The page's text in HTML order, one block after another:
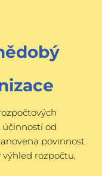
od
povinnost
rozpočtu,